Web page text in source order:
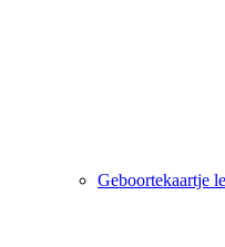
Geboortekaartje